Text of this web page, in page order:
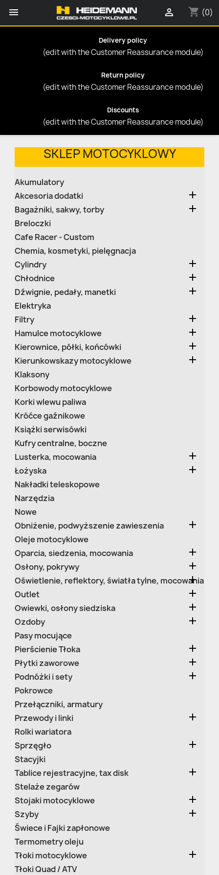
 shopping_cart (0)

Delivery policy
(edit with the Customer Reassurance module)
Return policy
(edit with the Customer Reassurance module)
Discounts
(edit with the Customer Reassurance module)
SKLEP MOTOCYKLOWY
Akumulatory
Akcesoria dodatki

Bagażniki, sakwy, torby 
Breloczki
Cafe Racer - Custom
Chemia, kosmetyki, pielęgnacja
Cylindry

Chłodnice 
Dźwignie, pedały, manetki 
Elektryka
Filtry

Hamulce motocyklowe 
Kierownice, półki, końcówki 
Kierunkowskazy motocyklowe 
Klaksony
Korbowody motocyklowe
Korki wlewu paliwa
Króćce gaźnikowe
Książki serwisówki
Kufry centralne, boczne
Lusterka, mocowania

Łożyska 
Nakładki teleskopowe
Narzędzia
Nowe
Obniżenie, podwyższenie zawieszenia

Oleje motocyklowe
Oparcia, siedzenia, mocowania

Osłony, pokrywy 
Oświetlenie, reflektory, światła tylne, mocowania

Outlet 
Owiewki, osłony siedziska 
Ozdoby 
Pasy mocujące
Pierścienie Tłoka

Płytki zaworowe 
Podnóżki i sety 
Pokrowce
Przełączniki, armatury
Przewody i linki

Rolki wariatora
Sprzęgło

Stacyjki
Tablice rejestracyjne, tax disk

Stelaże zegarów
Stojaki motocyklowe

Szyby 
Świece i Fajki zapłonowe
Termometry oleju
Tłoki motocyklowe

Tłoki Quad / ATV